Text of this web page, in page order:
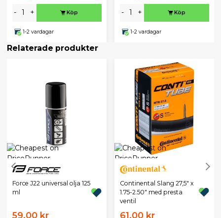
- + Köp
1-2 vardagar
- + Köp
1-2 vardagar
Relaterade produkter
Force J22 universal olja 125
ml
59,00 kr
Continental Slang 27,5" x
1.75-2.50" med presta
ventil
61,00 kr